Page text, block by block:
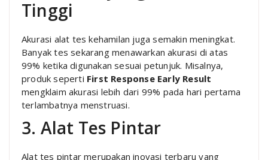
Tinggi
Akurasi alat tes kehamilan juga semakin meningkat.
Banyak tes sekarang menawarkan akurasi di atas
99% ketika digunakan sesuai petunjuk. Misalnya,
produk seperti First Response Early Result
mengklaim akurasi lebih dari 99% pada hari pertama
terlambatnya menstruasi.
3. Alat Tes Pintar
Alat tes pintar merupakan inovasi terbaru yang